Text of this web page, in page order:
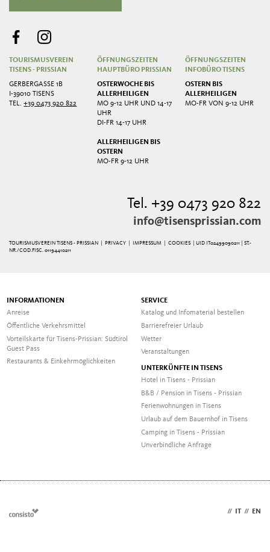
TOURISMUSVEREIN
TISENS - PRISSIAN
GERBERGASSE 1B
I-39010 TISENS
TEL.+39 0473 920 822
ÖFFNUNGSZEITEN
HAUPTBÜRO PRISSIAN
OSTERWOCHE BIS
ALLERHEILIGEN
MO 9-12 UHR UND 14-17
UHR
DI-FR 14-17 UHR
ALLERHEILIGEN BIS
OSTERN
MO-FR 9-12 UHR
ÖFFNUNGSZEITEN
INFOBÜRO TISENS
OSTERN BIS
ALLERHEILIGEN
MO-FR VON 9-12 UHR
Tel. +39 0473 920 822
info@tisensprissian.com
TOURISMUSVEREIN TISENS - PRISSIAN | PRIVACY IMPRESSUM |COOKIES
| UID IT02499090211 | ST.-
NR./COD.FISC. 01194410211
INFORMATIONEN
Anreise
Öffentliche Verkehrsmittel
Vorteilskarte für Tisens-Prissian: Südtirol
Guest Pass
Restaurants & Einkehrmöglichkeiten
SERVICE
Katalog und Infomaterial bestellen
Barrierefreier Urlaub
Wetter
Veranstaltungen
UNTERKÜNFTE IN TISENS
Hotel in Tisens - Prissian
B&B / Pension in Tisens - Prissian
Ferienwohnungen in Tisens
Urlaub auf dem Bauernhof in Tisens
Camping in Tisens - Prissian
Unverbindliche Anfrage
// IT // EN